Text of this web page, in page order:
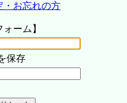
・お忘れの方
ォーム】
保存